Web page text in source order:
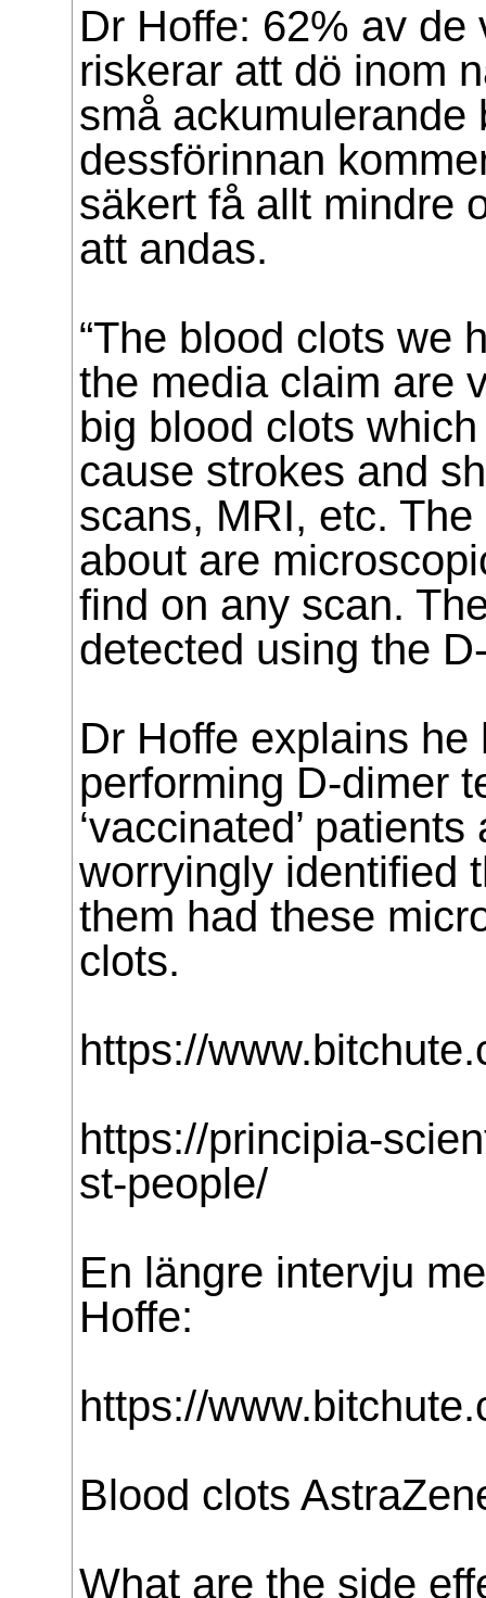
Dr Hoffe: 62% av de
riskerar att dö inom
små ackumulerande
dessförinnan
säkert få allt mindre
att andas.
“The blood clots we
the media claim are
big blood clots
cause strokes and
scans, MRI, etc. The
about are
find on any scan.
detected using the
Dr Hoffe explains he
performing D-dimer
‘vaccinated’
worryingly identified
them had these
clots.
https://
https://principia-
st-people/
En längre intervju
Hoffe:
https://
Blood clots
What are the side